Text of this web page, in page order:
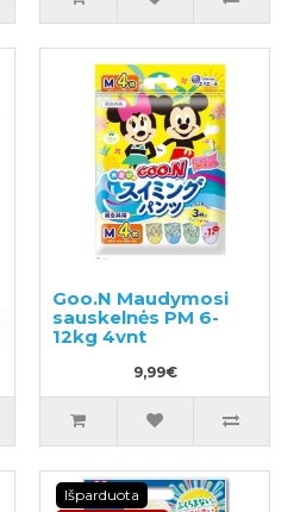
Goo.N Maudymosi
sauskelnės PM 6-
12kg 4vnt
9,99€
Išparduota